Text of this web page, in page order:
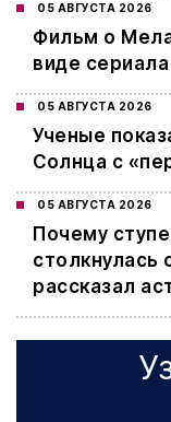
05 АВГУСТА 2026
Фильм о
виде
05 АВГУСТА 2026
Ученые
Солнца с
05 АВГУСТА 2026
Почему
столкнулась
рассказал